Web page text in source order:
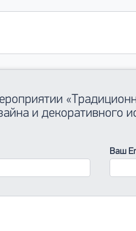
и декоративного
Ваш